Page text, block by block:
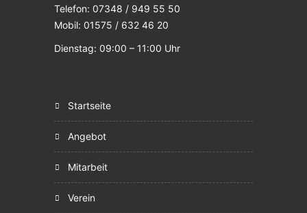
Telefon: 07348 / 949 55 50
Mobil: 01575 / 632 46 20
Dienstag: 09:00 – 11:00 Uhr
startseite
angebot
mitarbeit
verein